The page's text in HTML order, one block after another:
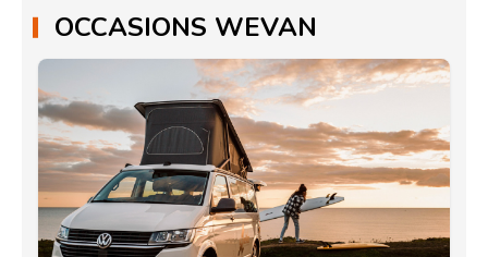
OCCASIONS WEVAN